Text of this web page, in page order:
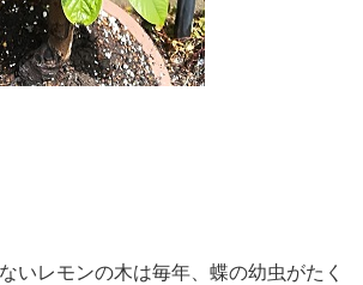
いレモンの木は毎年、蝶の幼虫がたく